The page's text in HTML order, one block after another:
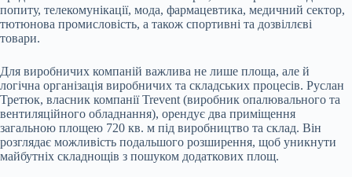
попиту, телекомунікації, мода, фармацевтика, медичний сектор,
тютюнова промисловість, а також спортивні та дозвіллєві
товари.
Для виробничих компаній важлива не лише площа, але й
логічна організація виробничих та складських процесів. Руслан
Третюк, власник компанії Trevent (виробник опалювального та
вентиляційного обладнання), орендує два приміщення
загальною площею 720 кв. м під виробництво та склад. Він
розглядає можливість подальшого розширення, щоб уникнути
майбутніх складнощів з пошуком додаткових площ.